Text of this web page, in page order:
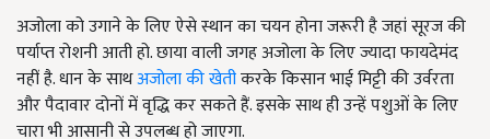
अजोला को उगाने के लिए ऐसे स्थान का चयन होना जरूरी है जहां सूरज की
पर्याप्त रोशनी आती हो. छाया वाली जगह अजोला के लिए ज्यादा फायदेमंद
नहीं है. धान के साथअजोला की खेतीकरके किसान भाई मिट्टी की उर्वरता
और पैदावार दोनों में वृद्धि कर सकते हैं. इसके साथ ही उन्हें पशुओं के लिए
चारा भी आसानी से उपलब्ध हो जाएगा.